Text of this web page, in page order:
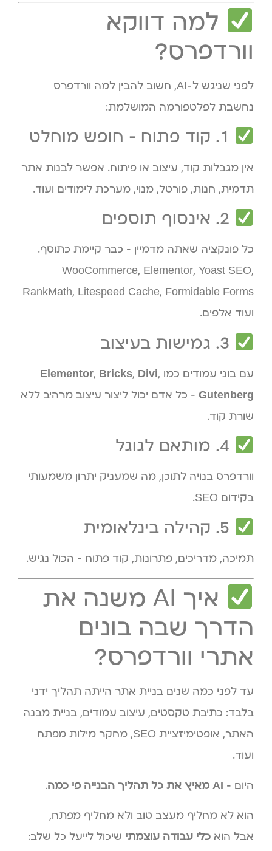
למה דווקא
וורדפרס?
לפני שניגש ל-AI, חשוב להבין למה וורדפרס
נחשבת לפלטפורמה המושלמת:
אין מגבלות קוד, עיצוב או פיתוח. אפשר לבנות אתר
תדמית, חנות, פורטל, מנוי, מערכת לימודים ועוד.
כל פונקציה שאתה מדמיין – כבר קיימת כתוסף.
WooCommerce, Elementor, Yoast SEO,
RankMath, Litespeed Cache, Formidable Forms
ועוד אלפים.
עם בוני עמודים כמו Elementor, Bricks, Divi,
Gutenberg – כל אדם יכול ליצור עיצוב מרהיב ללא
שורת קוד.
וורדפרס בנויה לתוכן, מה שמעניק יתרון משמעותי
בקידום SEO.
תמיכה, מדריכים, פתרונות, קוד פתוח – הכול נגיש.
איך AI משנה את
הדרך שבה בונים
אתרי וורדפרס?
עד לפני כמה שנים בניית אתר הייתה תהליך ידני
בלבד: כתיבת טקסטים, עיצוב עמודים, בניית מבנה
האתר, אופטימיזציית SEO, מחקר מילות מפתח
ועוד.
היום – AI מאיץ את כל תהליך הבנייה פי כמה .
הוא לא מחליף מעצב טוב ולא מחליף מפתח,
אבל הוא כלי עבודה עוצמתי שיכול לייעל כל שלב: